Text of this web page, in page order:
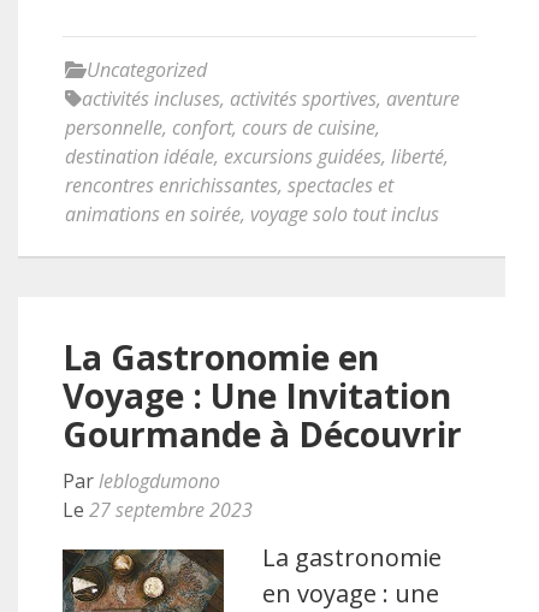
Uncategorized
activités incluses, activités sportives, aventure
personnelle, confort, cours de cuisine,
destination idéale, excursions guidées, liberté,
rencontres enrichissantes, spectacles et
animations en soirée, voyage solo tout inclus
La Gastronomie en
Voyage : Une Invitation
Gourmande à Découvrir
Parleblogdumono
Le 27 septembre 2023
La gastronomie
en voyage : une